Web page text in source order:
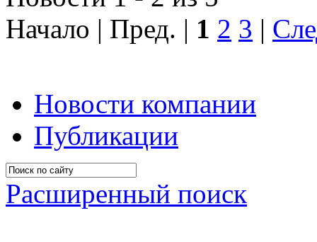
Начало | Пред. | 1 2 3 |
Новости компании
Публикации
Расширенный поиск